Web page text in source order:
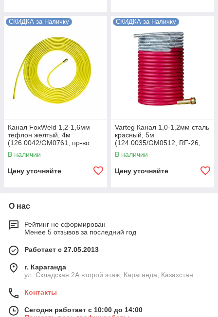
СКИДКА за Наличку
Канал FoxWeld 1,2-1,6мм
тефлон желтый, 4м
(126.0042/GM0761, пр-во
FoxWeld/КНР)
В наличии
Цену уточняйте
СКИДКА за Наличку
Varteg Канал 1,0-1,2мм сталь
красный, 5м
(124.0035/GM0512, RF-26,
пр-во FoxWeld/КНР)
В наличии
Цену уточняйте
О нас
Рейтинг не сформирован
Менее 5 отзывов за последний год
Работает с 27.05.2013
г. Караганда
ул. Складская 2А второй этаж, Караганда, Казахстан
Контакты
Сегодня работает с 10:00 до 14:00